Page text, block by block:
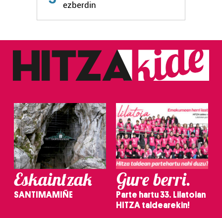
ezberdin
Eskaintzak
SANTIMAMIÑE
Gure berri.
Parte hartu 33. Lilatoian
HITZA taldearekin!